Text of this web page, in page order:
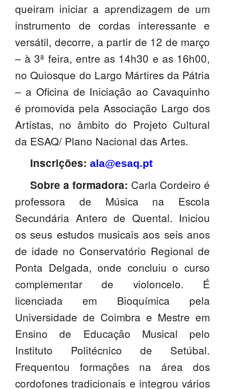
queiram iniciar a aprendizagem de um
instrumento de cordas interessante e
versátil, decorre, a partir de 12 de março
– à 3ª feira, entre as 14h30 e as 16h00,
no Quiosque do Largo Mártires da Pátria
– a Oficina de Iniciação ao Cavaquinho
é promovida pela Associação Largo dos
Artistas, no âmbito do Projeto Cultural
da ESAQ/ Plano Nacional das Artes.
Inscrições: ala@esaq.pt
Sobre a formadora: Carla Cordeiro é
professora de Música na Escola
Secundária Antero de Quental. Iniciou
os seus estudos musicais aos seis anos
de idade no Conservatório Regional de
Ponta Delgada, onde concluiu o curso
complementar de violoncelo. É
licenciada em Bioquímica pela
Universidade de Coimbra e Mestre em
Ensino de Educação Musical pelo
Instituto Politécnico de Setúbal.
Frequentou formações na área dos
cordofones tradicionais e integrou vários